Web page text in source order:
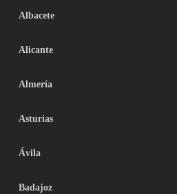
Albacete
Alicante
Almería
Asturias
Ávila
Badajoz